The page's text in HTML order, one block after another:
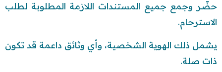
حضّر وجمع جميع المستندات اللازمة المطلوبة لطلب
الاسترحام.
يشمل ذلك الهوية الشخصية، وأي وثائق داعمة قد تكون
ذات صلة.